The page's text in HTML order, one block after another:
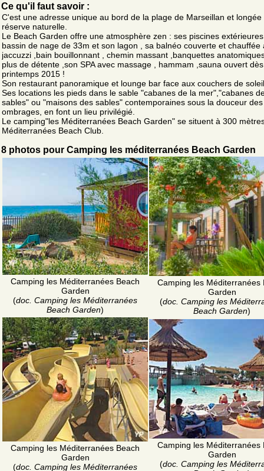
Ce qu'il faut savoir :
C'est une adresse unique au bord de la plage de Marseillan et longée
réserve naturelle.
Le Beach Garden offre une atmosphère zen : ses piscines
bassin de nage de 33m et son lagon , sa balnéo couverte et chauffée
jaccuzzi ,bain bouillonnant , chemin massant ,banquettes
plus de détente ,son SPA avec massage , hammam ,sauna ouvert
printemps 2015 !
Son restaurant panoramique et lounge bar face aux couchers de
Ses locations les pieds dans le sable "cabanes de la mer","cabanes
sables" ou "maisons des sables" contemporaines sous la douceur
ombrages, en font un lieu privilégié.
Le camping"les Méditerranées Beach Garden" se situent à 300
Méditerranées Beach Club.
8 photos pour Camping les méditerranées Beach Garden
Camping les Méditerranées Beach
Garden
(doc. Camping les Méditerranées
Beach Garden)
Camping les Méditerranées
Garden
(doc. Camping les
Beach Garden)
Camping les Méditerranées Beach
Garden
(doc. Camping les Méditerranées
Camping les Méditerranées
Garden
(doc. Camping les